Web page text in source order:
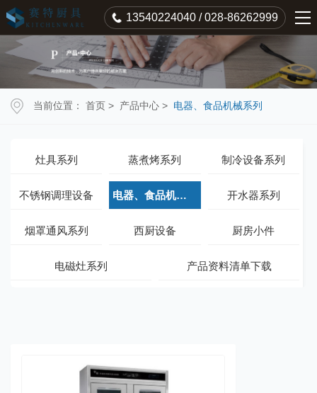
13540224040 / 028-86262999
当前位置： 首页 > 产品中心 > 电器、食品机械系列
灶具系列 蒸煮烤系列 制冷设备系列
不锈钢调理设备 电器、食品机械系列 开水器系列
烟罩通风系列 西厨设备 厨房小件
电磁灶系列 产品资料清单下载